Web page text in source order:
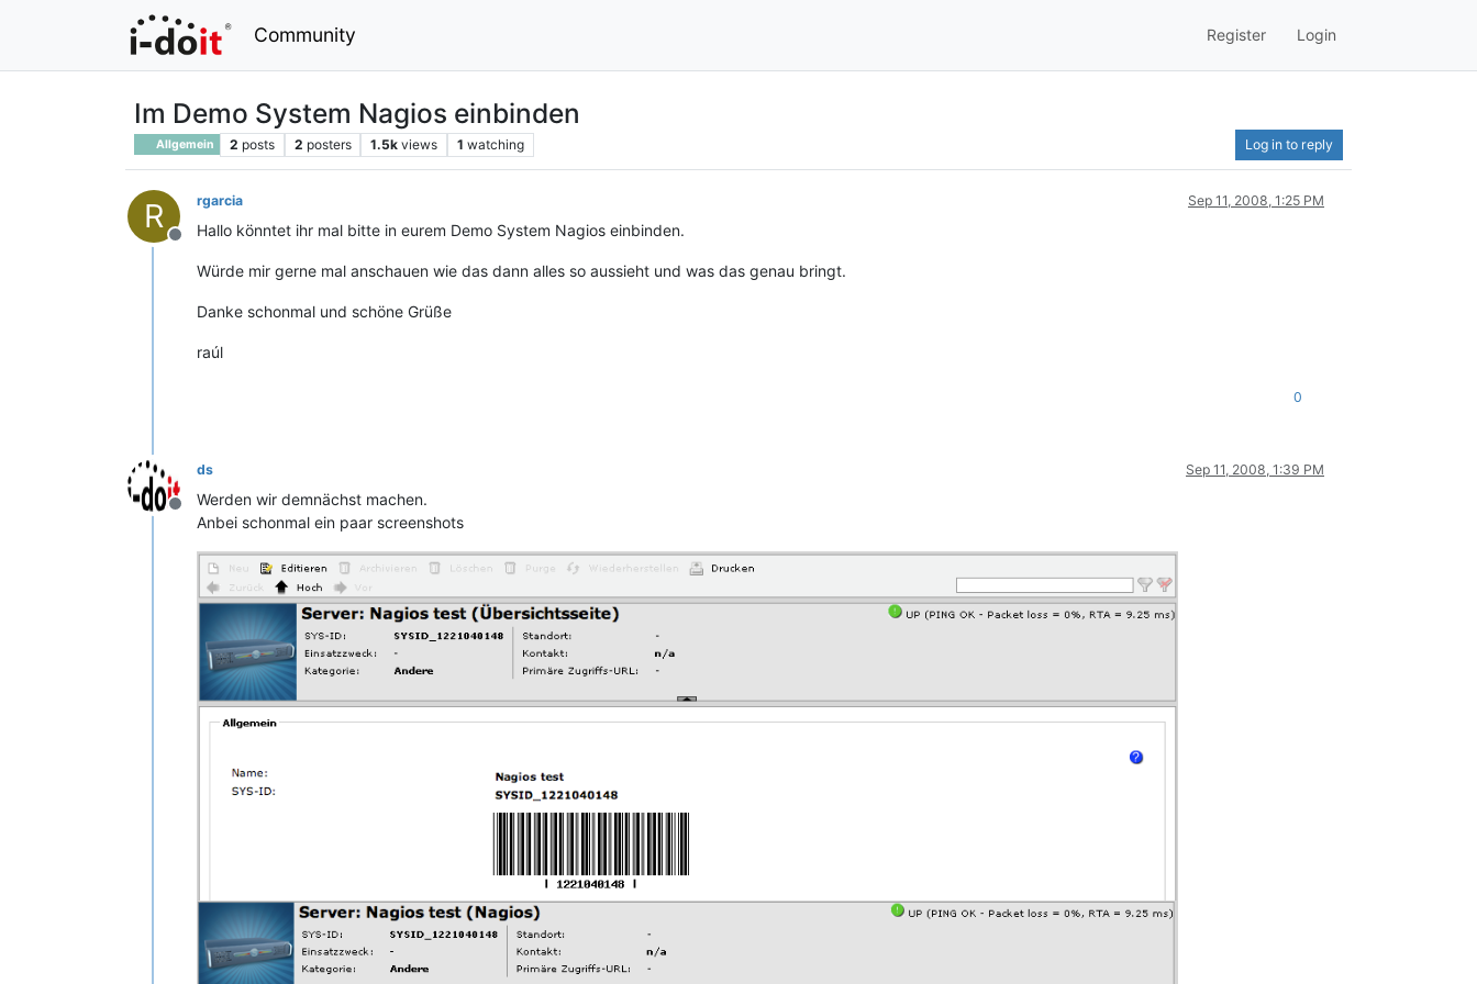
Community Register Login
Im Demo System Nagios einbinden
Allgemein 2 posts 2 posters 1.5k views 1 watching Log in to reply
R
Offline
rgarcia Sep 11, 2008, 1:25 PM
Hallo könntet ihr mal bitte in eurem Demo System Nagios einbinden.
Würde mir gerne mal anschauen wie das dann alles so aussieht und was das genau bringt.
Danke schonmal und schöne Grüße
raúl
0
Offline
ds Sep 11, 2008, 1:39 PM
Werden wir demnächst machen.
Anbei schonmal ein paar screenshots